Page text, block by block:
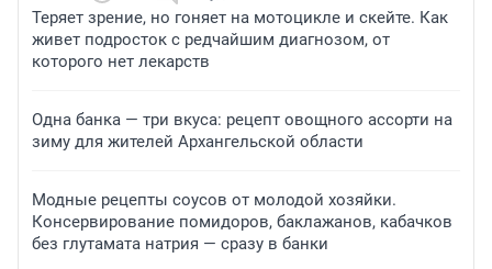
Теряет зрение, но гоняет на мотоцикле и скейте. Как
живет подросток с редчайшим диагнозом, от
которого нет лекарств
Одна банка — три вкуса: рецепт овощного ассорти на
зиму для жителей Архангельской области
Модные рецепты соусов от молодой хозяйки.
Консервирование помидоров, баклажанов, кабачков
без глутамата натрия — сразу в банки